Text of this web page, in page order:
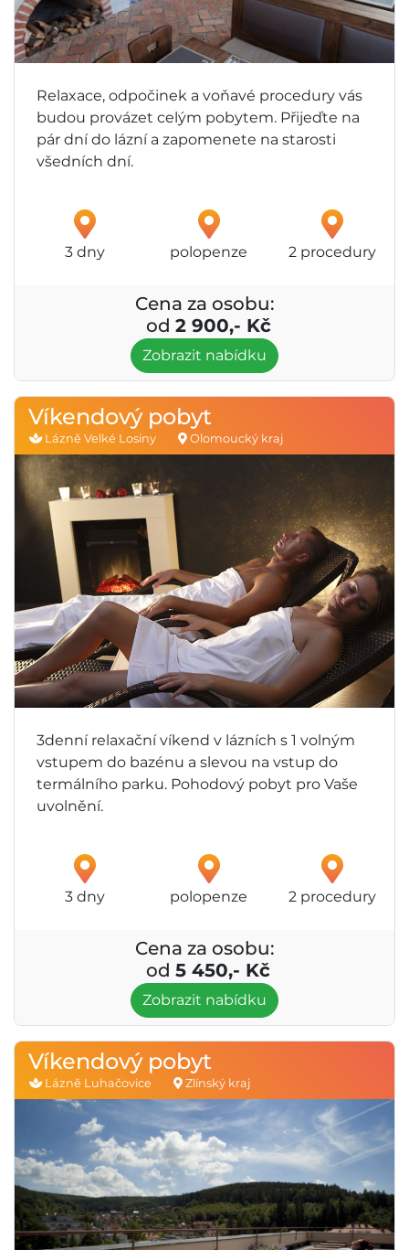
Relaxace, odpočinek a voňavé procedury vás
budou provázet celým pobytem. Přijeďte na
pár dní do lázní a zapomenete na starosti
všedních dní.
3 dny polopenze 2 procedury
Cena za osobu:
od 2 900,- Kč
Zobrazit nabídku
Víkendový pobyt
Lázně Velké Losiny Olomoucký kraj
3denní relaxační víkend v lázních s 1 volným
vstupem do bazénu a slevou na vstup do
termálního parku. Pohodový pobyt pro Vaše
uvolnění.
3 dny polopenze 2 procedury
Cena za osobu:
od 5 450,- Kč
Zobrazit nabídku
Víkendový pobyt
Lázně Luhačovice Zlínský kraj